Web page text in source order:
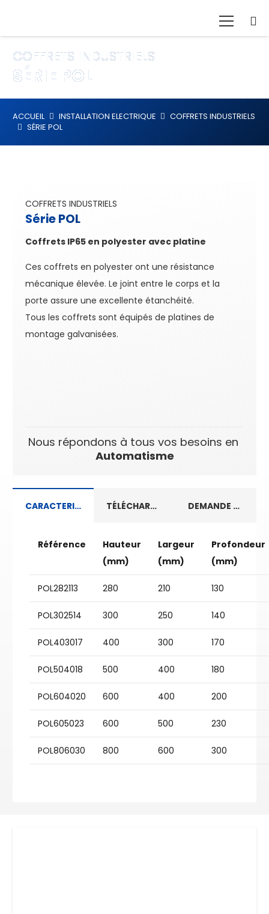
COFFRETS INDUSTRIELS
SÉRIE POL
ACCUEIL INSTALLATION ELECTRIQUE
COFFRETS INDUSTRIELS
SÉRIE POL
COFFRETS INDUSTRIELS
Série POL
Coffrets IP65 en polyester avec platine
Ces coffrets en polyester ont une résistance
mécanique élevée. Le joint entre le corps et la
porte assure une excellente étanchéité.
Tous les coffrets sont équipés de platines de
montage galvanisées.
Nous répondons à tous vos besoins en
Automatisme
CARACTERISTIQUES TECHNIQUES TÉLÉCHARGEMENT DEMANDE D’INFORMATIONS
Référence
Hauteur
(mm)
Largeur
(mm)
Profondeur
(mm)
POL282113 280 210 130
POL302514 300 250 140
POL403017 400 300 170
POL504018 500 400 180
POL604020 600 400 200
POL605023 600 500 230
POL806030 800 600 300